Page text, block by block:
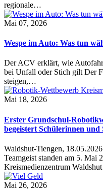
regionale…
Mai 07, 2026
Wespe im Auto: Was tun
Der ACV erklärt, wie
bei Unfall oder Stich gilt Der
steigen,…
Mai 18, 2026
Erster Grundschul-
begeistert Schülerinnen und
Waldshut-Tiengen,
Teamgeist standen am 5. Mai
Kreismedienzentrum
Mai 26, 2026